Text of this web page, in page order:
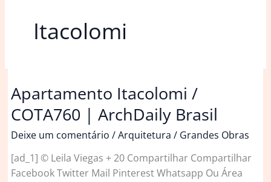
Itacolomi
Apartamento Itacolomi /
COTA760 | ArchDaily Brasil
Deixe um comentário /Arquitetura / Grandes Obras
[ad_1] © Leila Viegas + 20 Compartilhar Compartilhar
Facebook Twitter Mail Pinterest Whatsapp Ou Área